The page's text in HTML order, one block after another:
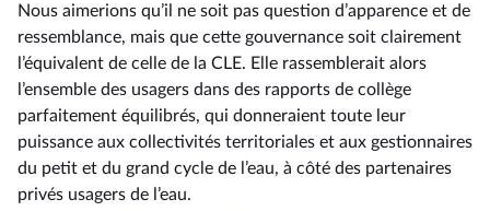
Nous aimerions qu’il ne soit pas question d’apparence et de
ressemblance, mais que cette gouvernance soit clairement
l’équivalent de celle de la CLE. Elle rassemblerait alors
l’ensemble des usagers dans des rapports de collège
parfaitement équilibrés, qui donneraient toute leur
puissance aux collectivités territoriales et aux gestionnaires
du petit et du grand cycle de l’eau, à côté des partenaires
privés usagers de l’eau.